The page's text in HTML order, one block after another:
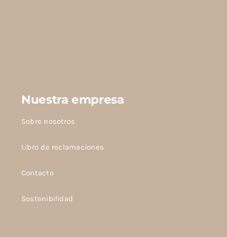
Nuestra empresa
Sobre nosotros
Libro de reclamaciones
Contacto
Sostenibilidad